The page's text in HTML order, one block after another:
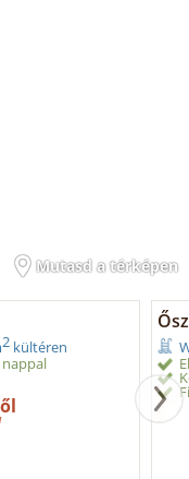
Mutasd a térképen
2 kültéren